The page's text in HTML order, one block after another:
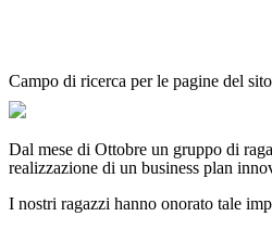
Campo di ricerca per le pagine del sito
Dal mese di Ottobre un gruppo di
realizzazione di un business plan
I nostri ragazzi hanno onorato tale